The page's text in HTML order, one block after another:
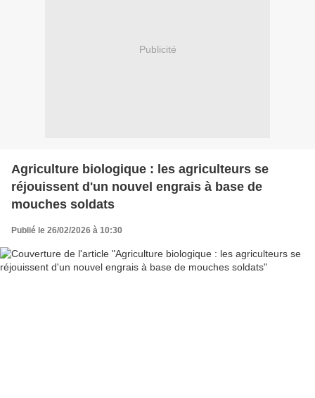
Publicité
Agriculture biologique : les agriculteurs se
réjouissent d'un nouvel engrais à base de
mouches soldats
Publié le 26/02/2026 à 10:30